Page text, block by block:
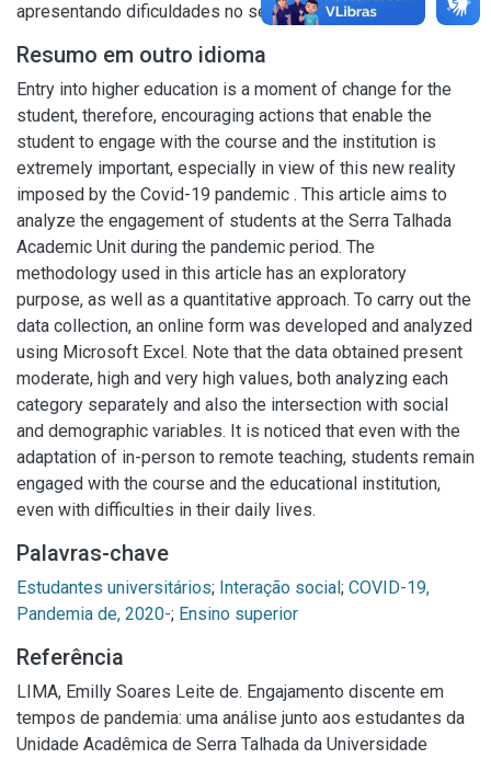
apresentando dificuldades no seu dia a dia.
Resumo em outro idioma
Entry into higher education is a moment of change for the
student, therefore, encouraging actions that enable the
student to engage with the course and the institution is
extremely important, especially in view of this new reality
imposed by the Covid-19 pandemic . This article aims to
analyze the engagement of students at the Serra Talhada
Academic Unit during the pandemic period. The
methodology used in this article has an exploratory
purpose, as well as a quantitative approach. To carry out the
data collection, an online form was developed and analyzed
using Microsoft Excel. Note that the data obtained present
moderate, high and very high values, both analyzing each
category separately and also the intersection with social
and demographic variables. It is noticed that even with the
adaptation of in-person to remote teaching, students remain
engaged with the course and the educational institution,
even with difficulties in their daily lives.
Palavras-chave
Estudantes universitários; Interação social; COVID-19,
Pandemia de, 2020-; Ensino superior
Referência
LIMA, Emilly Soares Leite de. Engajamento discente em
tempos de pandemia: uma análise junto aos estudantes da
Unidade Acadêmica de Serra Talhada da Universidade